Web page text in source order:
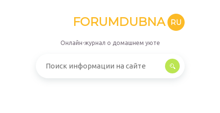
FORUMDUBNA RU
Онлайн-журнал о домашнем уюте